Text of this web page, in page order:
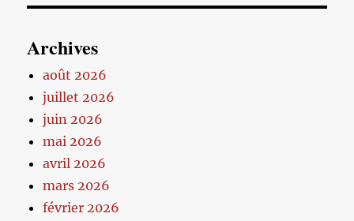
Archives
août 2026
juillet 2026
juin 2026
mai 2026
avril 2026
mars 2026
février 2026